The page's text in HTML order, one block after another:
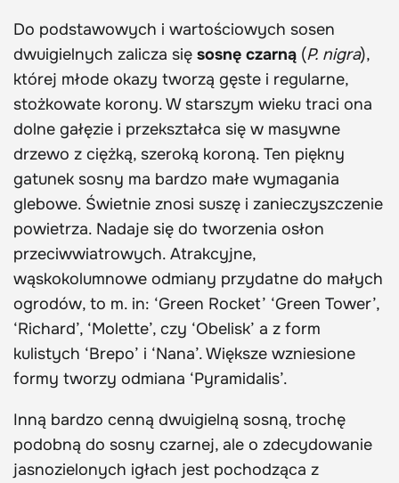
Do podstawowych i wartościowych sosen
dwuigielnych zalicza się sosnę czarną (P. nigra),
której młode okazy tworzą gęste i regularne,
stożkowate korony. W starszym wieku traci ona
dolne gałęzie i przekształca się w masywne
drzewo z ciężką, szeroką koroną. Ten piękny
gatunek sosny ma bardzo małe wymagania
glebowe. Świetnie znosi suszę i zanieczyszczenie
powietrza. Nadaje się do tworzenia osłon
przeciwwiatrowych. Atrakcyjne,
wąskokolumnowe odmiany przydatne do małych
ogrodów, to m. in: ‘Green Rocket’ ‘Green Tower’,
‘Richard’, ‘Molette’, czy ‘Obelisk’ a z form
kulistych ‘Brepo’ i ‘Nana’. Większe wzniesione
formy tworzy odmiana ‘Pyramidalis’.
Inną bardzo cenną dwuigielną sosną, trochę
podobną do sosny czarnej, ale o zdecydowanie
jasnozielonych igłach jest pochodząca z